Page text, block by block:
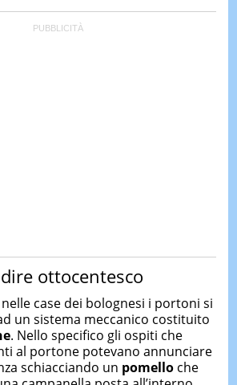
ottocentesco
case dei bolognesi i portoni si
un sistema meccanico costituito
. Nello specifico gli ospiti che
al portone potevano annunciare
schiacciando un pomelloche